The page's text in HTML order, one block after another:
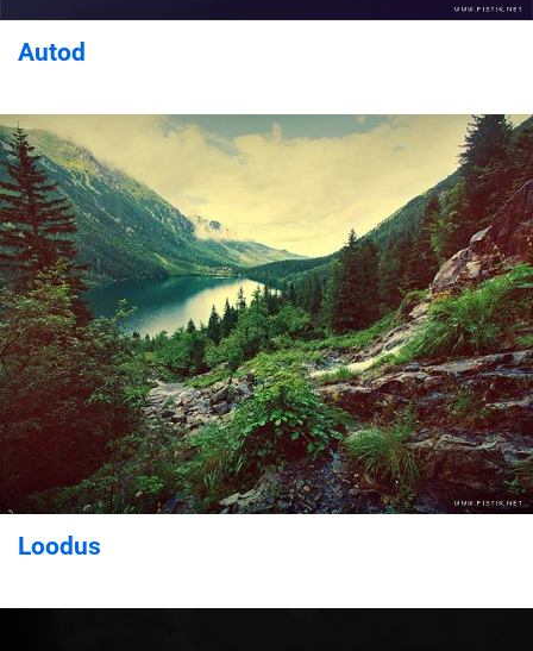
Autod
Loodus